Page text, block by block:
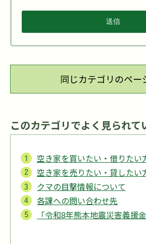
同じカテゴリのペー
このカテゴリでよく見られて
空き家を買いたい・借りたい
空き家を売りたい・貸したい
クマの目撃情報について
各課への問い合わせ先
「令和8年熊本地震災害義援